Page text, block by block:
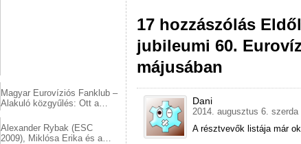
Magyar Eurovíziós Fanklub –
Alakuló közgyűlés: Ott a
Alexander Rybak (ESC
2009), Miklósa Erika és a
17 hozzászólás
jubileumi 60.
májusában
Dani
2014. augusztus 6. szerda
A résztvevők listája már